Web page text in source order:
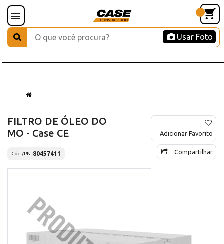
Usar Foto
FILTRO DE ÓLEO DO
MO - Case CE
Cód./PN 80457411
Adicionar Favorito
Compartilhar